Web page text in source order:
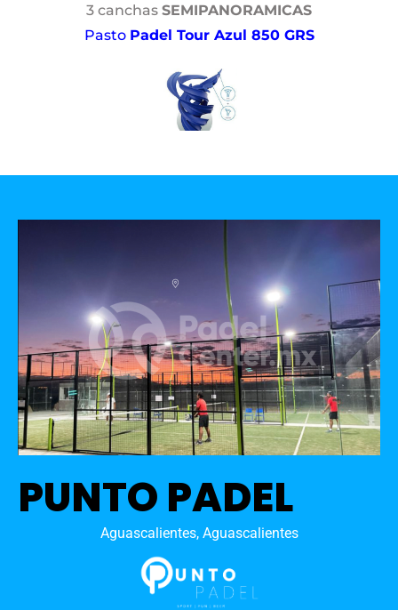
3 canchas SEMIPANORAMICAS
Pasto Padel Tour Azul 850 GRS
PUNTO PADEL
Aguascalientes, Aguascalientes